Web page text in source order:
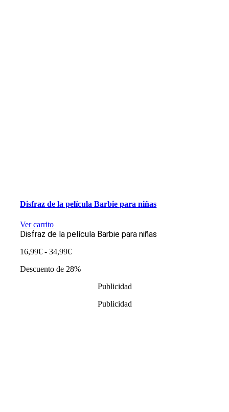
Disfraz de la película Barbie para niñas
Ver carrito
Disfraz de la película Barbie para niñas
16,99€ - 34,99€Rango
precios:
Descuento de 28%
Publicidad
Publicidad